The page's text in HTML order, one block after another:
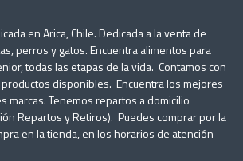
en Arica, Chile. Dedicada a la venta de
perros y gatos. Encuentra alimentos para
todas las etapas de la vida. Contamos con
disponibles. Encuentra los mejores
marcas. Tenemos repartos a domicilio
Repartos y Retiros). Puedes comprar por la
en la tienda, en los horarios de atención